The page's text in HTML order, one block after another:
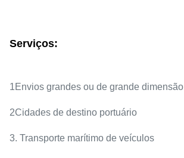
Serviços:
1Envios grandes ou de grande dimensão
2Cidades de destino portuário
3. Transporte marítimo de veículos